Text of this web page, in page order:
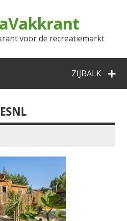
voor de recreatiemarkt
ZIJBALK